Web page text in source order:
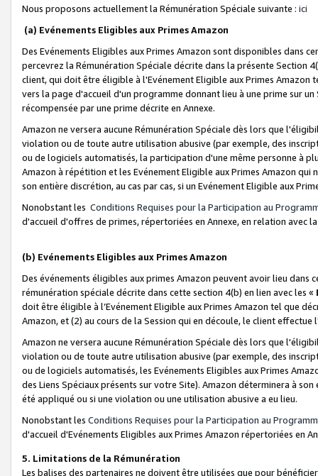
Nous proposons actuellement la Rémunération Spéciale suivante : ici
(a) Evénements Eligibles aux Primes Amazon
Des Evénements Eligibles aux Primes Amazon sont disponibles dans
percevrez la Rémunération Spéciale décrite dans la présente Section
client, qui doit être éligible à l'Evénement Eligible aux Primes Amazon
vers la page d'accueil d'un programme donnant lieu à une prime sur
récompensée par une prime décrite en Annexe.
Amazon ne versera aucune Rémunération Spéciale dès lors que
violation ou de toute autre utilisation abusive (par exemple, des
ou de logiciels automatisés, la participation d'une même personne à
Amazon à répétition et les Evénement Eligible aux Primes Amazon qui
son entière discrétion, au cas par cas, si un Evénement Eligible aux
Nonobstant les Conditions Requises pour la Participation au
d'accueil d'offres de primes, répertoriées en Annexe, en relation avec
(b) Evénements Eligibles aux Primes Amazon
Des événements éligibles aux primes Amazon peuvent avoir lieu dans
rémunération spéciale décrite dans cette section 4(b) en lien avec les «
doit être éligible à l’Evénement Eligible aux Primes Amazon tel que
Amazon, et (2) au cours de la Session qui en découle, le client
Amazon ne versera aucune Rémunération Spéciale dès lors que
violation ou de toute autre utilisation abusive (par exemple, des
ou de logiciels automatisés, les Evénements Eligibles aux Primes
des Liens Spéciaux présents sur votre Site). Amazon déterminera à
été appliqué ou si une violation ou une utilisation abusive a eu lieu.
Nonobstant les Conditions Requises pour la Participation au
d'accueil d'Evénements Eligibles aux Primes Amazon répertoriées en
5. Limitations de la Rémunération
Les balises des partenaires ne doivent être utilisées que pour